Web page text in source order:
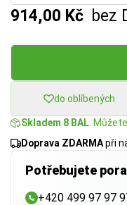
914,00 Kč bez
do oblíbených
Skladem 8 BAL .
Doprava ZDARMApři
Potřebujete
+420 499 97 97